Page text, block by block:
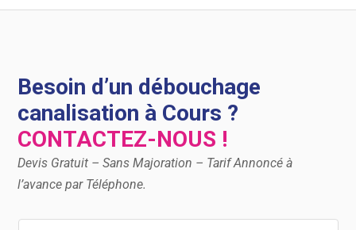
Besoin d’un débouchage
canalisation à Cours ?
CONTACTEZ-NOUS !
Devis Gratuit – Sans Majoration – Tarif Annoncé à
l’avance par Téléphone.